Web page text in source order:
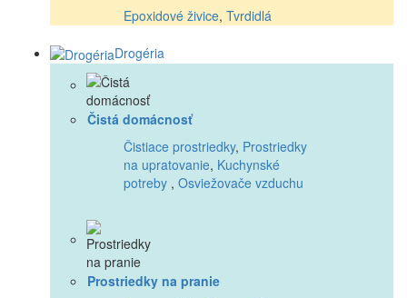
Epoxidové živice, Tvrdidlá
Drogéria
Čistá domácnosť
Čistiace prostriedky, Prostriedky
na upratovanie, Kuchynské
potreby , Osviežovače vzduchu
Prostriedky na pranie